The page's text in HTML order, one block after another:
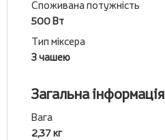
Споживана потужність
500 Вт
Тип міксера
З чашею
Загальна інформація
Вага
2,37 кг